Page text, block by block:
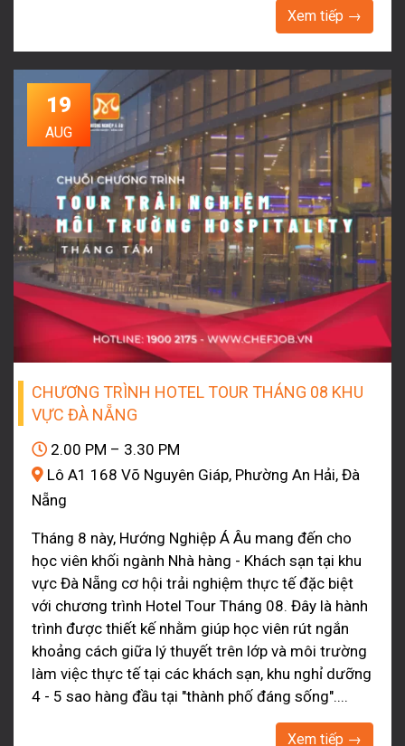
Xem tiếp →
19
AUG
CHƯƠNG TRÌNH HOTEL TOUR THÁNG 08 KHU
VỰC ĐÀ NẴNG
2.00 PM – 3.30 PM
Lô A1 168 Võ Nguyên Giáp, Phường An Hải, Đà
Nẵng
Tháng 8 này, Hướng Nghiệp Á Âu mang đến cho
học viên khối ngành Nhà hàng - Khách sạn tại khu
vực Đà Nẵng cơ hội trải nghiệm thực tế đặc biệt
với chương trình Hotel Tour Tháng 08. Đây là hành
trình được thiết kế nhằm giúp học viên rút ngắn
khoảng cách giữa lý thuyết trên lớp và môi trường
làm việc thực tế tại các khách sạn, khu nghỉ dưỡng
4 - 5 sao hàng đầu tại "thành phố đáng sống"....
Xem tiếp →